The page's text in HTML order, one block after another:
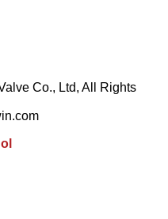
Co., Ltd, All Rights